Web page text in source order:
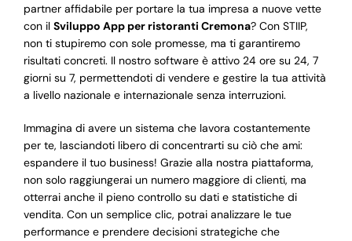
partner affidabile per portare la tua impresa a nuove vette
con il Sviluppo App per ristoranti Cremona? Con STIIP,
non ti stupiremo con sole promesse, ma ti garantiremo
risultati concreti. Il nostro software è attivo 24 ore su 24, 7
giorni su 7, permettendoti di vendere e gestire la tua attività
a livello nazionale e internazionale senza interruzioni.
Immagina di avere un sistema che lavora costantemente
per te, lasciandoti libero di concentrarti su ciò che ami:
espandere il tuo business! Grazie alla nostra piattaforma,
non solo raggiungerai un numero maggiore di clienti, ma
otterrai anche il pieno controllo su dati e statistiche di
vendita. Con un semplice clic, potrai analizzare le tue
performance e prendere decisioni strategiche che